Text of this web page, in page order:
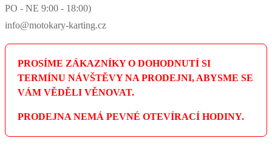
PO - NE 9:00 - 18:00)
info@motokary-karting.cz
PROSÍME ZÁKAZNÍKY O DOHODNUTÍ SI
TERMÍNU NÁVŠTĚVY NA PRODEJNI, ABYSME SE
VÁM VĚDĚLI VĚNOVAT.
PRODEJNA NEMÁ PEVNÉ OTEVÍRACÍ HODINY.